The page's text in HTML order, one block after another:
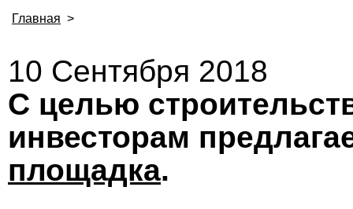
Главная >
10 Сентября 2018
С целью
инвесторам
площадка.